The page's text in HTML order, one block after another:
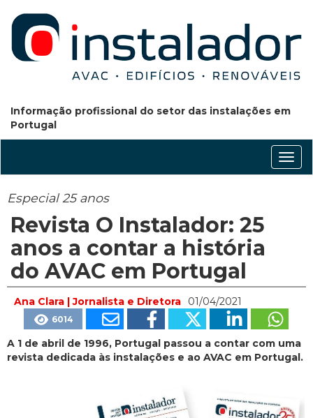
Informação profissional do setor das instalações em
Portugal
Especial 25 anos
Revista O Instalador: 25
anos a contar a história
do AVAC em Portugal
Ana Clara | Jornalista e Diretora 01/04/2021
6014
A 1 de abril de 1996, Portugal passou a contar com uma
revista dedicada às instalações e ao AVAC em Portugal.